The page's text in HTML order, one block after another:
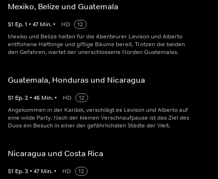
Mexiko, Belize und Guatemala
S1 Ep.1 • 47 Min. • HD
12
Mexiko und Belize halten für die Abenteurer Levison und Alberto
entflohene Häftlinge und giftige Bäume bereit. Trotzen die beiden
den Gefahren, wartet der unerschlossene Norden Guatemalas.
Guatemala, Honduras und Nicaragua
S1 Ep.2 • 46 Min. • HD
12
Angekommen in der Karibik, verschlägt es Levison und Alberto auf
eine wilde Party. Nach der kleinen Verschnaufpause ist das Ziel des
Duos ein Besuch in einer der gefährlichsten Städte der Welt.
Nicaragua und Costa Rica
S1 Ep.3 • 47 Min. • HD
12